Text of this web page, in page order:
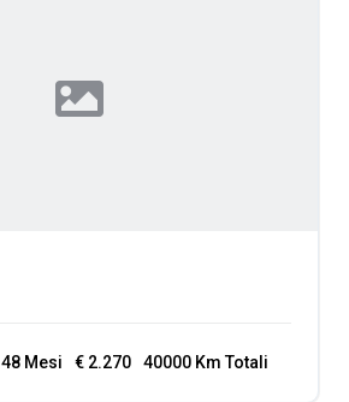
48 Mesi € 2.270 40000 Km Totali